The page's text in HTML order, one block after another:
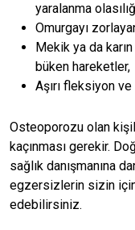
yaralanma
Omurgayı
Mekik ya da
büken hareketler,
Aşırı fleksiyon
Osteoporozu olan
kaçınması gerekir.
sağlık danışmanına
egzersizlerin sizin
edebilirsiniz.